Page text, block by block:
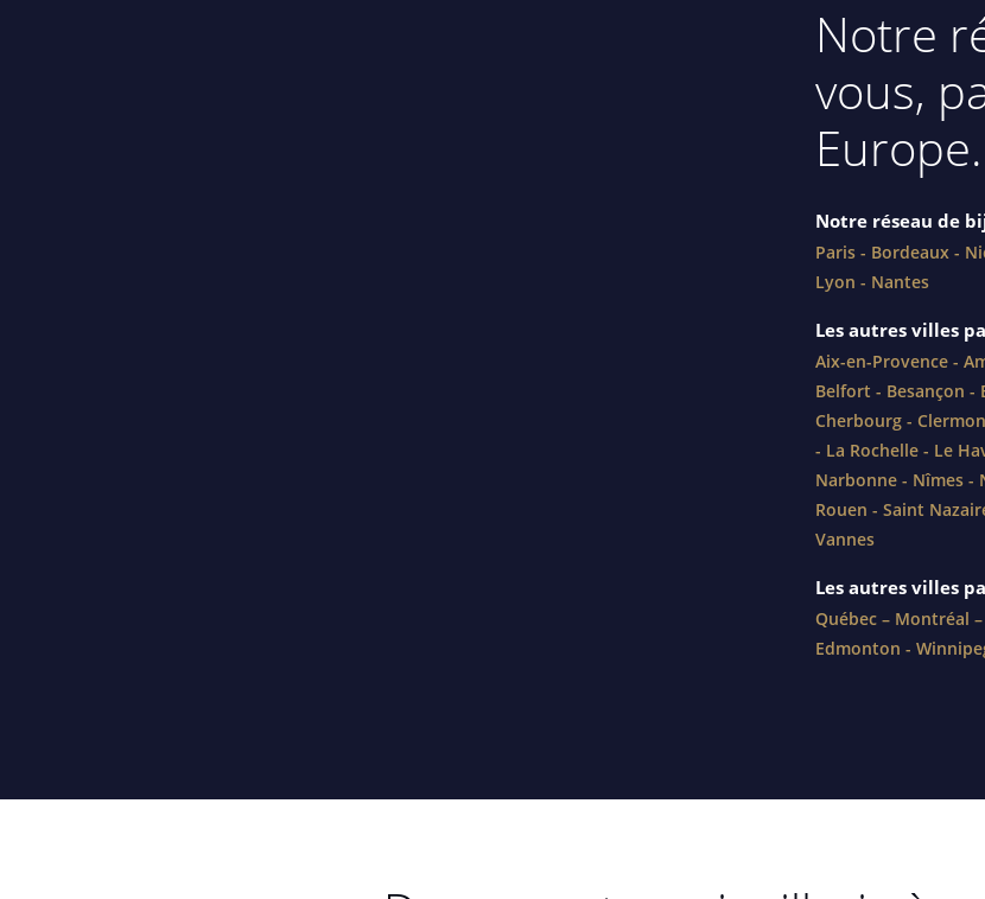
Notre
vous,
Europe.
Notre réseau de
Paris - Bordeaux -
Lyon - Nantes
Les autres villes
Aix-en-Provence -
Belfort - Besançon -
Cherbourg -
- La Rochelle - Le
Narbonne - Nîmes -
Rouen - Saint
Vannes
Les autres villes
Québec – Montréal –
Edmonton -